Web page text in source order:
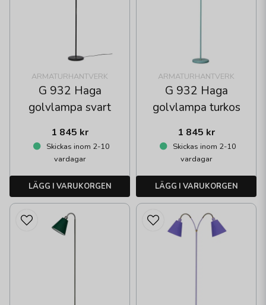
ARMATURHANTVERK
G 932 Haga
golvlampa svart
1 845 kr
Skickas inom 2-10
vardagar
LÄGG I VARUKORGEN
ARMATURHANTVERK
G 932 Haga
golvlampa turkos
1 845 kr
Skickas inom 2-10
vardagar
LÄGG I VARUKORGEN